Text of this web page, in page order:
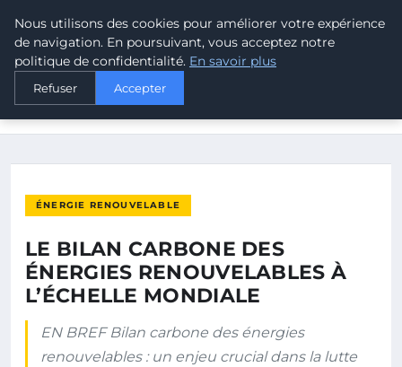
MALTA CLIMATE
ACCUEIL
LE BILAN CARBONE DES ÉNERGIES RENOUVELABLES À
ÉNERGIE RENOUVELABLE
LE BILAN CARBONE DES
ÉNERGIES RENOUVELABLES À
L’ÉCHELLE MONDIALE
EN BREF Bilan carbone des énergies
renouvelables : un enjeu crucial dans la lutte
Nous utilisons des cookies pour améliorer votre expérience
de navigation. En poursuivant, vous acceptez notre
politique de confidentialité. En savoir plus
Refuser Accepter